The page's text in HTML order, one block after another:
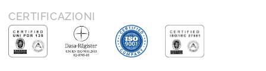
CERTIFICAZIONI